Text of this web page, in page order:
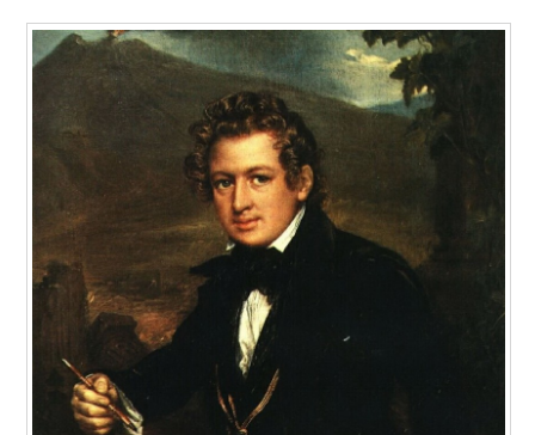
#КАСДОМ
КУЛЬТУРА
ОБРАЗОВАНИЕ
ПРОСВЕЩЕНИЕ